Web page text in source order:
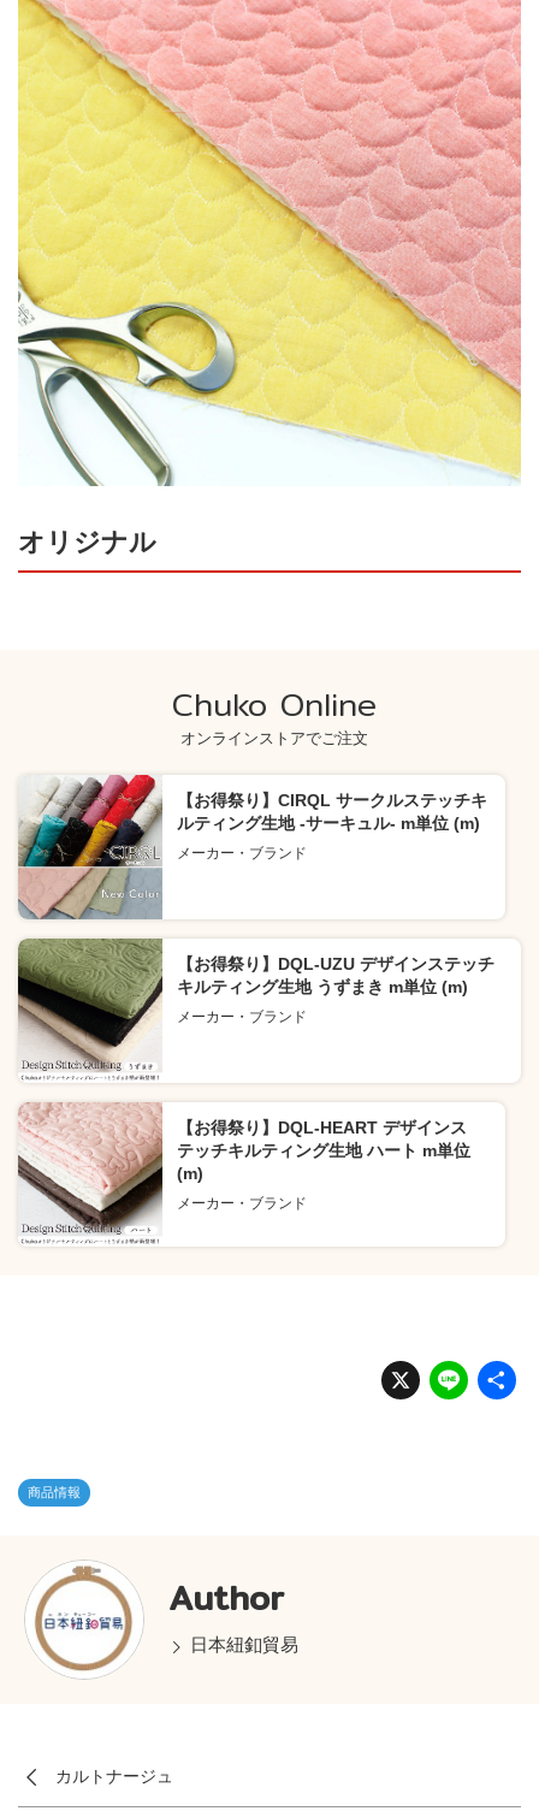
オリジナル
Chuko Online
オンラインストアでご注文
【お得祭り】CIRQL サークルステッチキ
ルティング生地 -サーキュル- m単位 (m)
メーカー・ブランド
【お得祭り】DQL-UZU デザインステッチ
キルティング生地 うずまき m単位 (m)
メーカー・ブランド
【お得祭り】DQL-HEART デザインス
テッチキルティング生地 ハート m単位
(m)
メーカー・ブランド
X Li
n
商品情報
Author
日本紐釦貿易
カルトナージュ